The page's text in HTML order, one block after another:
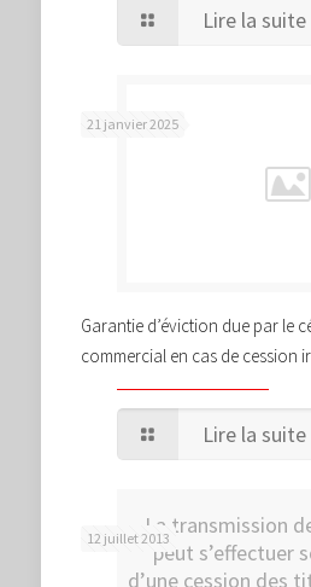
Lire la suite
21 janvier 2025
Garantie d’éviction due par le
commercial en cas de cession
Lire la suite
La transmission
peut s’effectuer
d’une cession des
12 juillet 2013